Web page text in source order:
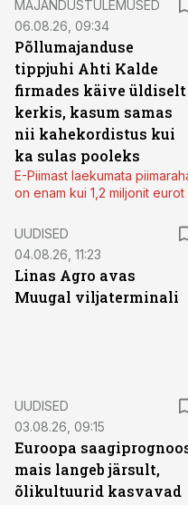
MAJANDUSTULEMUSED
06.08.26, 09:34
Põllumajanduse
tippjuhi Ahti Kalde
firmades käive üldiselt
kerkis, kasum samas
nii kahekordistus kui
ka sulas pooleks
E-Piimast laekumata
on enam kui 1,2 miljonit eurot
UUDISED
04.08.26, 11:23
Linas Agro avas
Muugal viljaterminali
UUDISED
03.08.26, 09:15
Euroopa
mais langeb järsult,
õlikultuurid kasvavad